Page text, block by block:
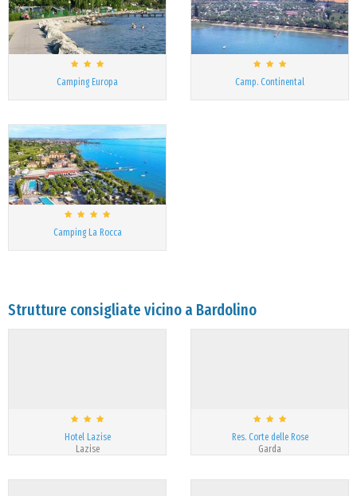
Camping Europa Camp. Continental
Camping La Rocca
Strutture consigliate vicino a Bardolino
Hotel Lazise
Lazise
Res. Corte delle Rose
Garda